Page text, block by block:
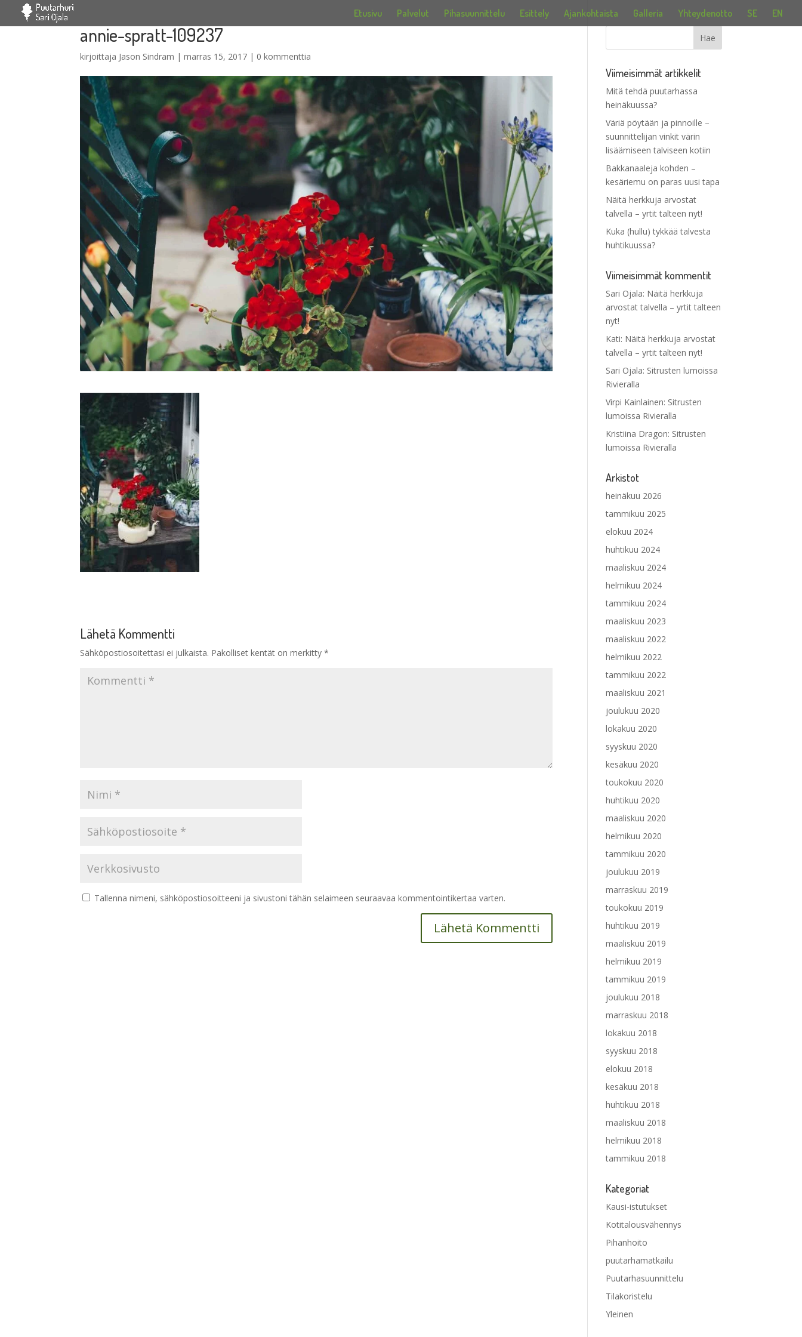
Etusivu Palvelut Pihasuunnittelu Esittely Ajankohtaista Galleria Yhteydenotto SE EN
annie-spratt-109237
kirjoittaja Jason Sindram |marras 15, 2017 | 0 kommenttia
Lähetä Kommentti
Sähköpostiosoitettasi ei julkaista. Pakolliset kentät on merkitty*
Tallenna nimeni, sähköpostiosoitteeni ja sivustoni tähän selaimeen seuraavaa kommentointikertaa varten.
Viimeisimmät artikkelit
Mitä tehdä puutarhassa
heinäkuussa?
Väriä pöytään ja pinnoille –
suunnittelijan vinkit värin
lisäämiseen talviseen kotiin
Bakkanaaleja kohden –
kesäriemu on paras uusi tapa
Näitä herkkuja arvostat
talvella – yrtit talteen nyt!
Kuka (hullu) tykkää talvesta
huhtikuussa?
Viimeisimmät kommentit
Sari Ojala: Näitä herkkuja
arvostat talvella – yrtit talteen
nyt!
Kati: Näitä herkkuja arvostat
talvella – yrtit talteen nyt!
Sari Ojala: Sitrusten lumoissa
Rivieralla
Virpi Kainlainen: Sitrusten
lumoissa Rivieralla
Kristiina Dragon: Sitrusten
lumoissa Rivieralla
Arkistot
heinäkuu 2026
tammikuu 2025
elokuu 2024
huhtikuu 2024
maaliskuu 2024
helmikuu 2024
tammikuu 2024
maaliskuu 2023
maaliskuu 2022
helmikuu 2022
tammikuu 2022
maaliskuu 2021
joulukuu 2020
lokakuu 2020
syyskuu 2020
kesäkuu 2020
toukokuu 2020
huhtikuu 2020
maaliskuu 2020
helmikuu 2020
tammikuu 2020
joulukuu 2019
marraskuu 2019
toukokuu 2019
huhtikuu 2019
maaliskuu 2019
helmikuu 2019
tammikuu 2019
joulukuu 2018
marraskuu 2018
lokakuu 2018
syyskuu 2018
elokuu 2018
kesäkuu 2018
huhtikuu 2018
maaliskuu 2018
helmikuu 2018
tammikuu 2018
Kategoriat
Kausi-istutukset
Kotitalousvähennys
Pihanhoito
puutarhamatkailu
Puutarhasuunnittelu
Tilakoristelu
Yleinen